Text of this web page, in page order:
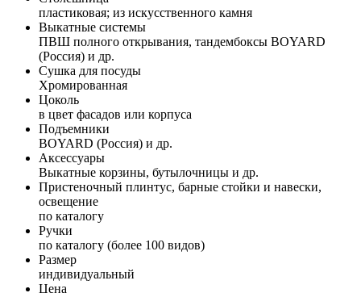
пластиковая; из искусственного камня
Выкатные системы
ПВШ полного открывания, тандембоксы BOYARD
(Россия) и др.
Сушка для посуды
Хромированная
Цоколь
в цвет фасадов или корпуса
Подъемники
BOYARD (Россия) и др.
Аксессуары
Выкатные корзины, бутылочницы и др.
Пристеночный плинтус, барные стойки и навески,
освещение
по каталогу
Ручки
по каталогу (более 100 видов)
Размер
индивидуальный
Цена